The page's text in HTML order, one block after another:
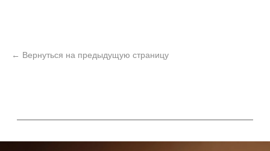
Сантехника О нас
Мебель